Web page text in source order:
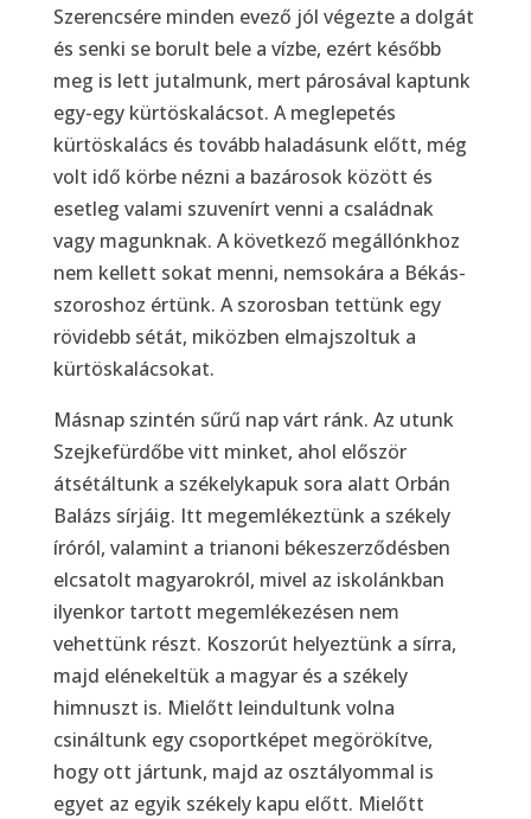
Szerencsére minden evező jól végezte a dolgát
és senki se borult bele a vízbe, ezért később
meg is lett jutalmunk, mert párosával kaptunk
egy-egy kürtöskalácsot. A meglepetés
kürtöskalács és tovább haladásunk előtt, még
volt idő körbe nézni a bazárosok között és
esetleg valami szuvenírt venni a családnak
vagy magunknak. A következő megállónkhoz
nem kellett sokat menni, nemsokára a Békás-
szoroshoz értünk. A szorosban tettünk egy
rövidebb sétát, miközben elmajszoltuk a
kürtöskalácsokat.
Másnap szintén sűrű nap várt ránk. Az utunk
Szejkefürdőbe vitt minket, ahol először
átsétáltunk a székelykapuk sora alatt Orbán
Balázs sírjáig. Itt megemlékeztünk a székely
íróról, valamint a trianoni békeszerződésben
elcsatolt magyarokról, mivel az iskolánkban
ilyenkor tartott megemlékezésen nem
vehettünk részt. Koszorút helyeztünk a sírra,
majd elénekeltük a magyar és a székely
himnuszt is. Mielőtt leindultunk volna
csináltunk egy csoportképet megörökítve,
hogy ott jártunk, majd az osztályommal is
egyet az egyik székely kapu előtt. Mielőtt